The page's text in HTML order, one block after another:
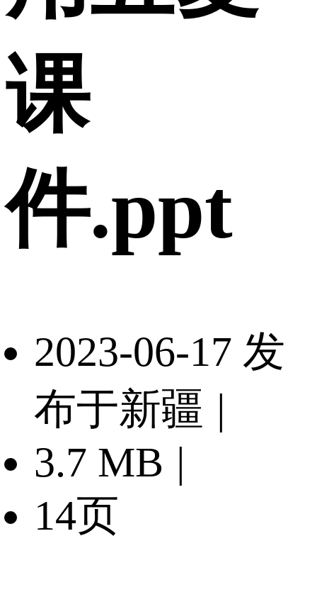
课
件.ppt
2023-06-17 发
布于新疆 |
3.7 MB |
14页